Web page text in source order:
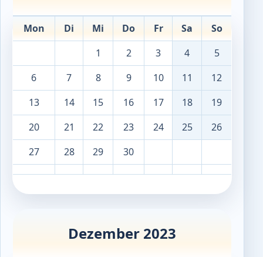
Mon Di Mi Do Fr Sa
So
1
2 3 4
5
6
7 8 9 10 11
12
13
14 15 16 17 18
19
20
21 22 23 24 25
26
27
28 29 30
Dezember 2023